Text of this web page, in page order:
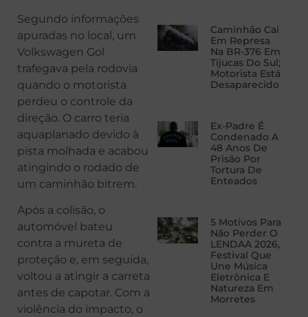
Segundo informações
apuradas no local, um
Volkswagen Gol
trafegava pela rodovia
quando o motorista
perdeu o controle da
direção. O carro teria
aquaplanado devido à
pista molhada e acabou
atingindo o rodado de
um caminhão bitrem.
Após a colisão, o
automóvel bateu
contra a mureta de
proteção e, em seguida,
voltou a atingir a carreta
antes de capotar. Com a
violência do impacto, o
Caminhão Cai
Em Represa
Na BR-376 Em
Tijucas Do Sul;
Motorista Está
Desaparecido
Ex-Padre É
Condenado A
48 Anos De
Prisão Por
Tortura De
Enteados
5 Motivos Para
Não Perder O
LENDAA 2026,
Festival Que
Une Música
Eletrônica E
Natureza Em
Morretes